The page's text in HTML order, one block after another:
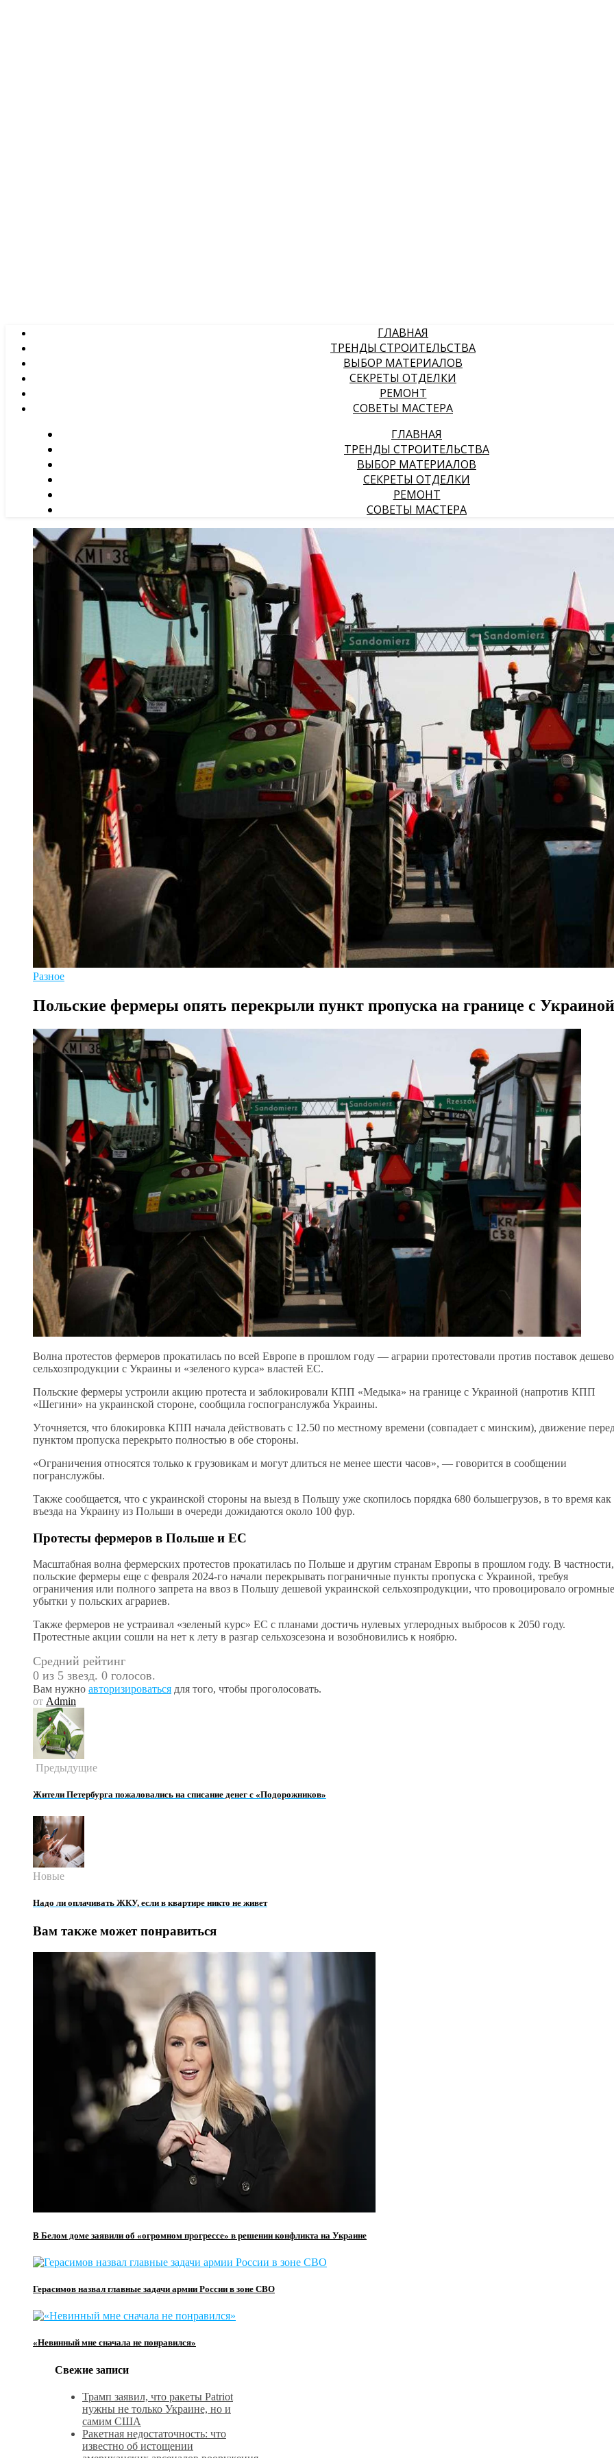
ГЛАВНАЯ
ТРЕНДЫ СТРОИТЕЛЬСТВА
ВЫБОР МАТЕРИАЛОВ
СЕКРЕТЫ ОТДЕЛКИ
РЕМОНТ
СОВЕТЫ МАСТЕРА
ГЛАВНАЯ
ТРЕНДЫ СТРОИТЕЛЬСТВА
ВЫБОР МАТЕРИАЛОВ
СЕКРЕТЫ ОТДЕЛКИ
РЕМОНТ
СОВЕТЫ МАСТЕРА
Разное
Польские фермеры опять перекрыли пункт пропуска на границе с Украиной
Волна протестов фермеров прокатилась по всей Европе в прошлом году — аграрии протестовали против поставок
сельхозпродукции с Украины и «зеленого курса» властей ЕС.
Польские фермеры устроили акцию протеста и заблокировали КПП «Медыка» на границе с Украиной (напротив КПП
«Шегини» на украинской стороне, сообщила госпогранслужба Украины.
Уточняется, что блокировка КПП начала действовать с 12.50 по местному времени (совпадает с минским), движение
пунктом пропуска перекрыто полностью в обе стороны.
«Ограничения относятся только к грузовикам и могут длиться не менее шести часов», — говорится в сообщении
погранслужбы.
Также сообщается, что с украинской стороны на выезд в Польшу уже скопилось порядка 680 большегрузов, в то время как
въезда на Украину из Польши в очереди дожидаются около 100 фур.
Протесты фермеров в Польше и ЕС
Масштабная волна фермерских протестов прокатилась по Польше и другим странам Европы в прошлом году. В частности,
польские фермеры еще с февраля 2024-го начали перекрывать пограничные пункты пропуска с Украиной, требуя
ограничения или полного запрета на ввоз в Польшу дешевой украинской сельхозпродукции, что провоцировало огромные
убытки у польских аграриев.
Также фермеров не устраивал «зеленый курс» ЕС с планами достичь нулевых углеродных выбросов к 2050 году.
Протестные акции сошли на нет к лету в разгар сельхозсезона и возобновились к ноябрю.
Средний рейтинг
0 из 5 звезд. 0 голосов.
Вам нужно авторизироваться для того, чтобы проголосовать.
от Admin
Предыдущие
Жители Петербурга пожаловались на списание денег с «Подорожников»
Новые
Надо ли оплачивать ЖКУ, если в квартире никто не живет
Вам также может понравиться
В Белом доме заявили об «огромном прогрессе» в решении конфликта на Украине
Герасимов назвал главные задачи армии России в зоне СВО
«Невинный мне сначала не понравился»
Свежие записи
Трамп заявил, что ракеты Patriot
нужны не только Украине, но и
самим США
Ракетная недостаточность: что
известно об истощении